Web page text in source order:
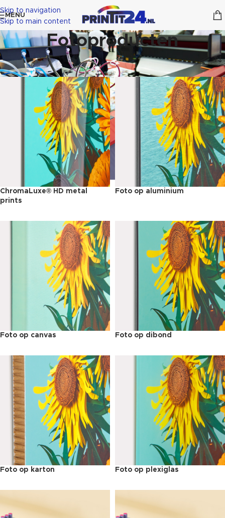
Skip to navigation
Skip to main content
MENU
Fotoproducten
ChromaLuxe® HD metal
prints
Foto op aluminium
Foto op canvas Foto op dibond
Foto op karton Foto op plexiglas